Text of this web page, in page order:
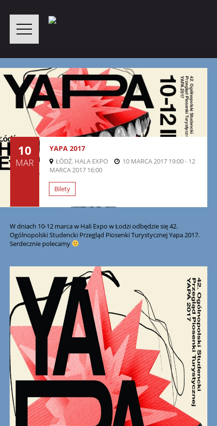
10
MAR
YAPA 2017
ŁÓDŹ. HALA EXPO
10 MARCA 2017 19:00 - 12
MARCA 2017 16:00
Bilety
W dniach 10-12 marca w Hali Expo w Łodzi odbędzie się 42.
Ogólnopolski Studencki Przegląd Piosenki Turystycznej Yapa 2017.
Serdecznie polecamy